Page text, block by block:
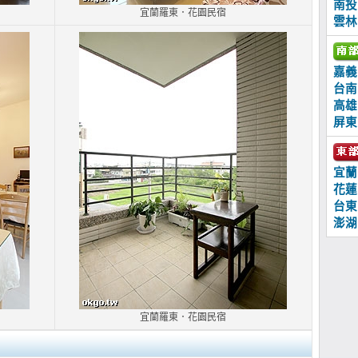
宜蘭羅東．花園民宿
宜蘭羅東．花園民宿
南投
雲林
嘉義
台南
高雄
屏東
宜蘭
花蓮
台東
澎湖